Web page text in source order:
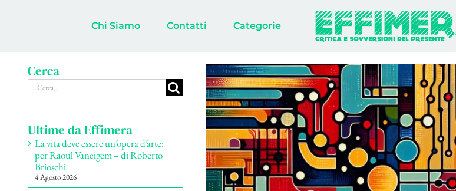
Chi Siamo Contatti Categorie
Cerca
Cerca
per:
Ultime da Effimera
La vita deve essere un’opera d’arte:
per Raoul Vaneigem – di Roberto
Brioschi
4 Agosto 2026